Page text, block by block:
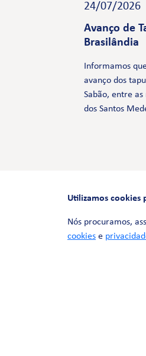
24/07/2026
Avanço de
Brasilândia
Informamos
avanço dos
Sabão, entre as
dos Santos
Utilizamos cookies
Nós procuramos,
cookies e